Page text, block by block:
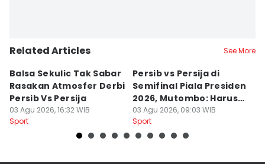
Related Articles See More
Balsa Sekulic Tak Sabar
Rasakan Atmosfer Derbi
Persib Vs Persija
03 Agu 2026, 16:32 WIB
Sport
Persib vs Persija di
Semifinal Piala Presiden
2026, Mutombo: Harus
Menang
03 Agu 2026, 09:03 WIB
Sport